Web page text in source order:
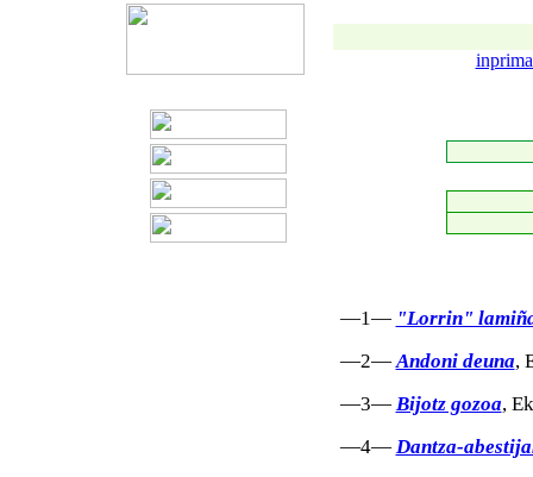
—1— "Lorrin"
—2—Andoni deuna,
—3— Bijotz gozoa,
—4— Dantza-